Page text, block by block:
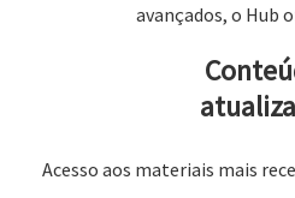
avançados, o Hub
Acesso aos materiais mais